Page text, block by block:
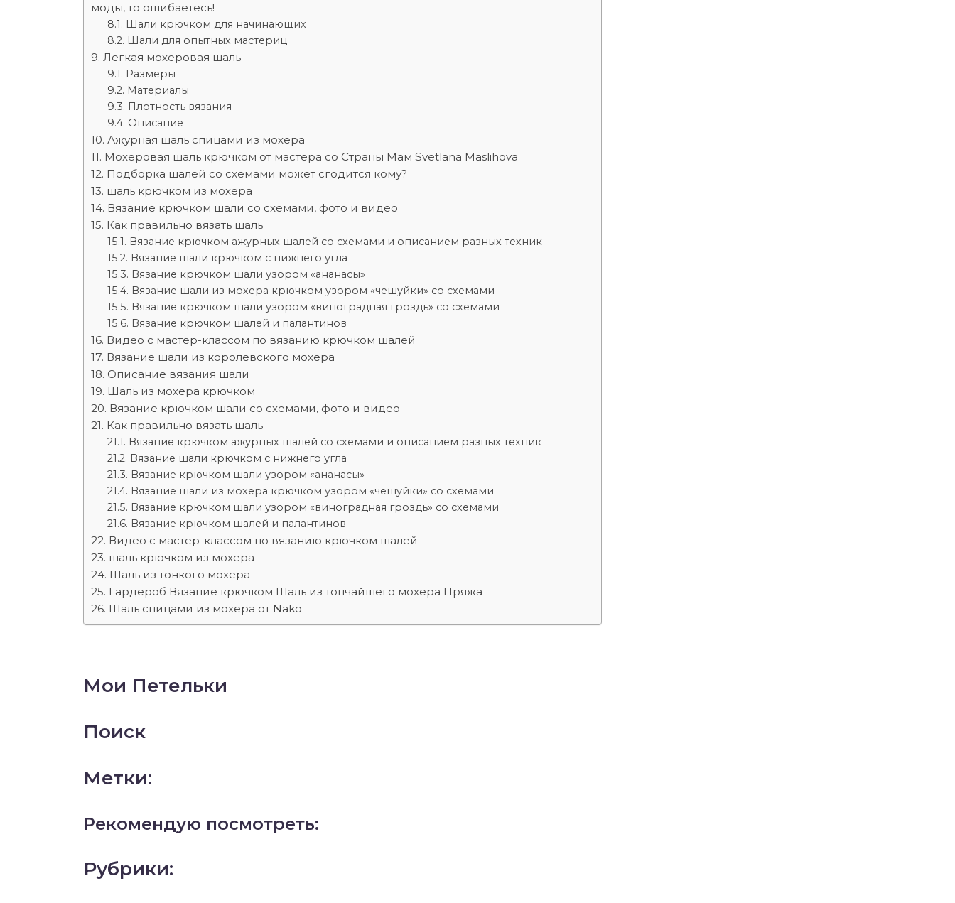
моды, то ошибаетесь!
Шали крючком для начинающих
Шали для опытных мастериц
Легкая мохеровая шаль
Размеры
Материалы
Плотность вязания
Описание
Ажурная шаль спицами из мохера
Мохеровая шаль крючком от мастера со Страны Мам Svetlana Maslihova
Подборка шалей со схемами может сгодится кому?
шаль крючком из мохера
Вязание крючком шали со схемами, фото и видео
Как правильно вязать шаль
Вязание крючком ажурных шалей со схемами и описанием разных техник
Вязание шали крючком с нижнего угла
Вязание крючком шали узором «ананасы»
Вязание шали из мохера крючком узором «чешуйки» со схемами
Вязание крючком шали узором «виноградная гроздь» со схемами
Вязание крючком шалей и палантинов
Видео с мастер-классом по вязанию крючком шалей
Вязание шали из королевского мохера
Описание вязания шали
Шаль из мохера крючком
Вязание крючком шали со схемами, фото и видео
Как правильно вязать шаль
Вязание крючком ажурных шалей со схемами и описанием разных техник
Вязание шали крючком с нижнего угла
Вязание крючком шали узором «ананасы»
Вязание шали из мохера крючком узором «чешуйки» со схемами
Вязание крючком шали узором «виноградная гроздь» со схемами
Вязание крючком шалей и палантинов
Видео с мастер-классом по вязанию крючком шалей
шаль крючком из мохера
Шаль из тонкого мохера
Гардероб Вязание крючком Шаль из тончайшего мохера Пряжа
Шаль спицами из мохера от Nako
Мои Петельки
Поиск
Метки:
Рекомендую посмотреть:
Рубрики: